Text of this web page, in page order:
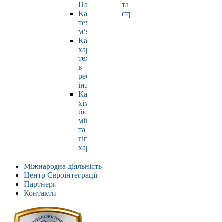
Павлюк
Кафедра
технології
м’яса
Кафедра
харчових
технологій
в
ресторанній
індустрії
Кафедра
хімії,
біохімії,
мікробіології
та
гігієни
харчування
та
страхування
Міжнародна діяльність
Центр Євроінтеграції
Партнери
Контакти